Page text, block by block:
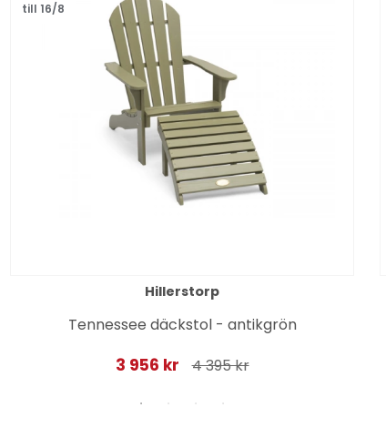
till 16/8
Hillerstorp
Tennessee däckstol - antikgrön
3 956 kr 4 395 kr